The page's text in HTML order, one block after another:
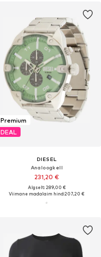
Premium
DEAL
DIESEL
Analoogkell
231,20 €
Algselt: 289,00 €
Viimane madalaim hind:207,20 €